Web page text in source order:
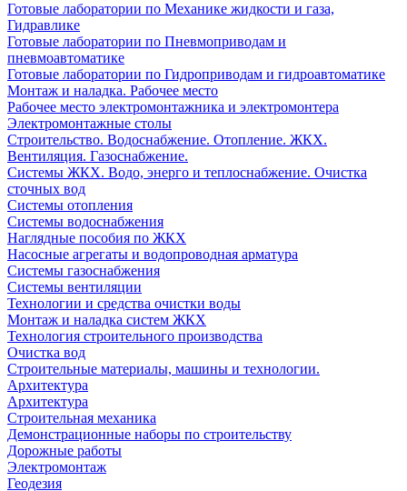
Готовые лаборатории по Механике жидкости и газа,
Гидравлике
Готовые лаборатории по Пневмоприводам и
пневмоавтоматике
Готовые лаборатории по Гидроприводам и гидроавтоматике
Монтаж и наладка. Рабочее место
Рабочее место электромонтажника и электромонтера
Электромонтажные столы
Строительство. Водоснабжение. Отопление. ЖКХ.
Вентиляция. Газоснабжение.
Системы ЖКХ. Водо, энерго и теплоснабжение. Очистка
сточных вод
Системы отопления
Системы водоснабжения
Наглядные пособия по ЖКХ
Насосные агрегаты и водопроводная арматура
Системы газоснабжения
Системы вентиляции
Технологии и средства очистки воды
Монтаж и наладка систем ЖКХ
Технология строительного производства
Очистка вод
Строительные материалы, машины и технологии.
Архитектура
Архитектура
Cтроительная механика
Демонстрационные наборы по строительству
Дорожные работы
Электромонтаж
Геодезия